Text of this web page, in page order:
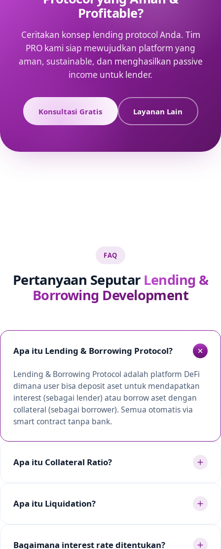
Profitable?
Ceritakan konsep lending protocol Anda. Tim
PRO kami siap mewujudkan platform yang
aman, sustainable, dan menghasilkan passive
income untuk lender.
Konsultasi Gratis Layanan Lain
FAQ
Pertanyaan Seputar Lending &
Borrowing Development
Apa itu Lending & Borrowing Protocol?
Lending & Borrowing Protocol adalah platform DeFi
dimana user bisa deposit aset untuk mendapatkan
interest (sebagai lender) atau borrow aset dengan
collateral (sebagai borrower). Semua otomatis via
smart contract tanpa bank.
Apa itu Collateral Ratio?
Apa itu Liquidation?
Bagaimana interest rate ditentukan?